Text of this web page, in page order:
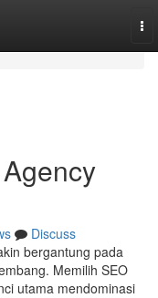
Discuss
bergantung pada
Memilih SEO
utama mendominasi